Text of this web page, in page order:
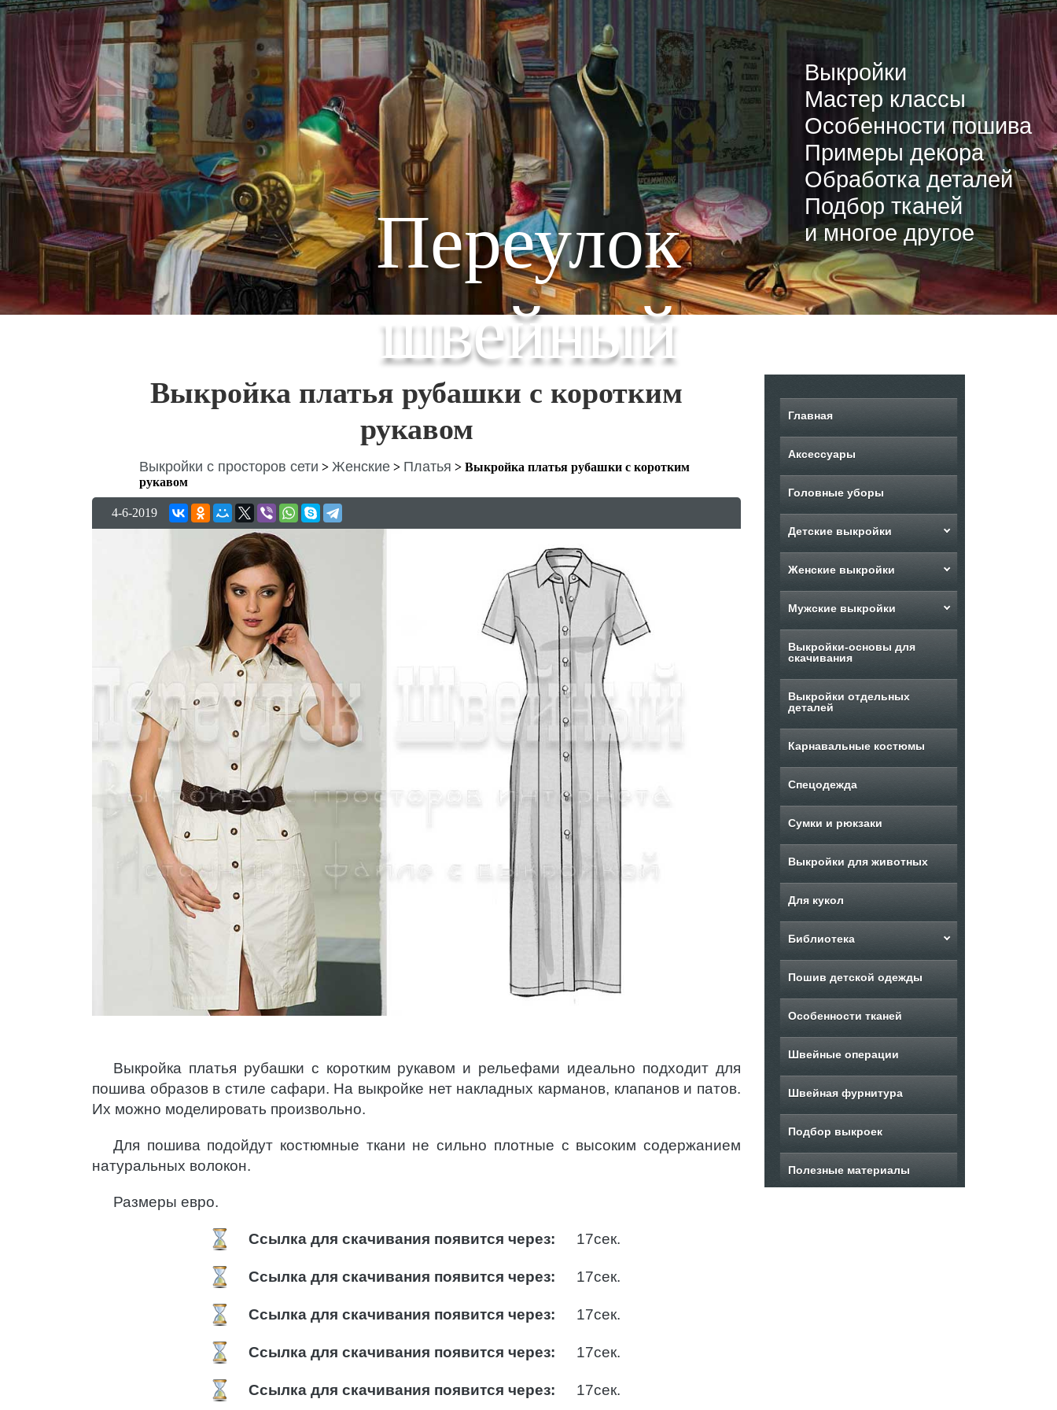
Переулок
швейный
Выкройки
Мастер классы
Особенности пошива
Примеры декора
Обработка деталей
Подбор тканей
и многое другое
Выкройка платья рубашки с коротким
рукавом
Выкройки с просторов сети > Женские > Платья > Выкройка платья рубашки с коротким
рукавом
4-6-2019
Выкройка платья рубашки с коротким рукавом и рельефами идеально подходит для
пошива образов в стиле сафари. На выкройке нет накладных карманов, клапанов и патов.
Их можно моделировать произвольно.
Для пошива подойдут костюмные ткани не сильно плотные с высоким содержанием
натуральных волокон.
Размеры евро.
Ссылка для скачивания появится через: 16сек.
Ссылка для скачивания появится через: 16сек.
Ссылка для скачивания появится через: 16сек.
Ссылка для скачивания появится через: 16сек.
Ссылка для скачивания появится через: 16сек.
Главная
Аксессуары
Головные уборы
Детские выкройки
Женские выкройки
Мужские выкройки
Выкройки-основы для
скачивания
Выкройки отдельных
деталей
Карнавальные костюмы
Спецодежда
Сумки и рюкзаки
Выкройки для животных
Для кукол
Библиотека
Пошив детской одежды
Особенности тканей
Швейные операции
Швейная фурнитура
Подбор выкроек
Полезные материалы